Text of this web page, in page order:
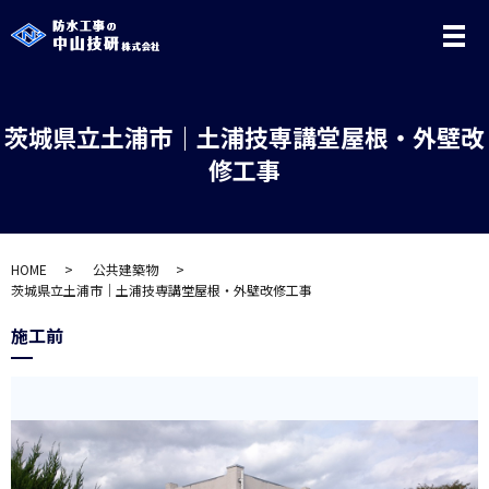
メ
茨城県立土浦市｜土浦技専講堂屋根・外壁改
修工事
HOME
公共建築物
茨城県立土浦市｜土浦技専講堂屋根・外壁改修工事
施工前